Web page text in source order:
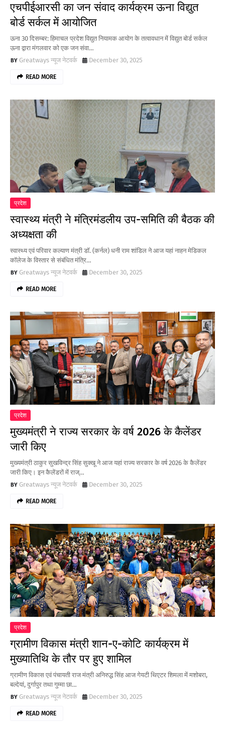
एचपीईआरसी का जन संवाद कार्यक्रम ऊना विद्युत
बोर्ड सर्कल में आयोजित
ऊना 30 दिसम्बर: हिमाचल प्रदेश विद्युत नियामक आयोग के तत्वावधान में विद्युत बोर्ड सर्कल
ऊना द्वारा मंगलवार को एक जन संवा…
Greatways न्यूज नेटवर्क
December 30, 2025
READ MORE
प्रदेश
स्वास्थ्य मंत्री ने मंत्रिमंडलीय उप-समिति की बैठक की
अध्यक्षता की
स्वास्थ्य एवं परिवार कल्याण मंत्री डॉ. (कर्नल) धनी राम शांडिल ने आज यहां नाहन मेडिकल
कॉलेज के विस्तार से संबंधित मंत्रि…
Greatways न्यूज नेटवर्क
December 30, 2025
READ MORE
प्रदेश
मुख्यमंत्री ने राज्य सरकार के वर्ष 2026 के कैलेंडर
जारी किए
मुख्यमंत्री ठाकुर सुखविन्द्र सिंह सुक्खू ने आज यहां राज्य सरकार के वर्ष 2026 के कैलेंडर
जारी किए। इन कैलेंडरों में राज्…
Greatways न्यूज नेटवर्क
December 30, 2025
READ MORE
प्रदेश
ग्रामीण विकास मंत्री शान-ए-कोटि कार्यक्रम में
मुख्यातिथि के तौर पर हुए शामिल
ग्रामीण विकास एवं पंचायती राज मंत्री अनिरुद्ध सिंह आज गेयटी थिएटर शिमला में मशोबरा,
बल्देयां, दुर्गापुर तथा गुम्मा छा…
Greatways न्यूज नेटवर्क
December 30, 2025
READ MORE